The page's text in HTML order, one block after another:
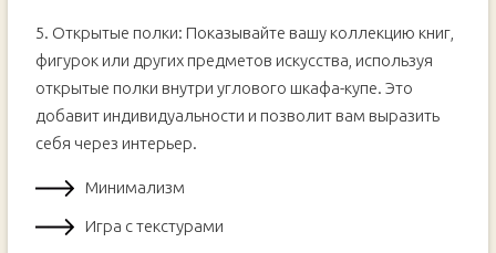
5. Открытые полки: Показывайте вашу коллекцию книг,
фигурок или других предметов искусства, используя
открытые полки внутри углового шкафа-купе. Это
добавит индивидуальности и позволит вам выразить
себя через интерьер.
Минимализм
Игра с текстурами